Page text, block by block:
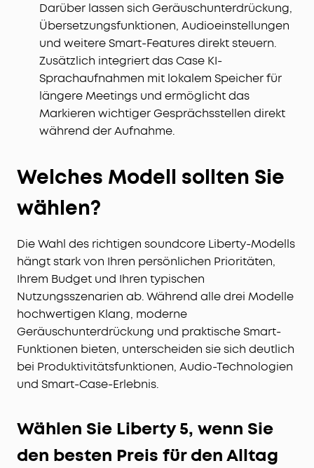
Darüber lassen sich Geräuschunterdrückung,
Übersetzungsfunktionen, Audioeinstellungen
und weitere Smart-Features direkt steuern.
Zusätzlich integriert das Case KI-
Sprachaufnahmen mit lokalem Speicher für
längere Meetings und ermöglicht das
Markieren wichtiger Gesprächsstellen direkt
während der Aufnahme.
Welches Modell sollten Sie
wählen?
Die Wahl des richtigen soundcore Liberty-Modells
hängt stark von Ihren persönlichen Prioritäten,
Ihrem Budget und Ihren typischen
Nutzungsszenarien ab. Während alle drei Modelle
hochwertigen Klang, moderne
Geräuschunterdrückung und praktische Smart-
Funktionen bieten, unterscheiden sie sich deutlich
bei Produktivitätsfunktionen, Audio-Technologien
und Smart-Case-Erlebnis.
Wählen Sie Liberty 5, wenn Sie
den besten Preis für den Alltag